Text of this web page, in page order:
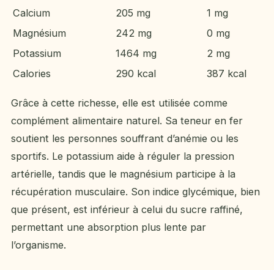
Calcium
205 mg
1 mg
Magnésium
242 mg
0 mg
Potassium
1464 mg
2 mg
Calories
290 kcal 387 kcal
Grâce à cette richesse, elle est utilisée comme
complément alimentaire naturel. Sa teneur en fer
soutient les personnes souffrant d’anémie ou les
sportifs. Le potassium aide à réguler la pression
artérielle, tandis que le magnésium participe à la
récupération musculaire. Son indice glycémique, bien
que présent, est inférieur à celui du sucre raffiné,
permettant une absorption plus lente par
l’organisme.